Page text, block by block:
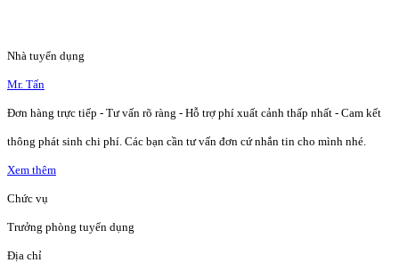
Nhà tuyển dụng
Mr. Tấn
Đơn hàng trực tiếp - Tư vấn rõ ràng - Hỗ trợ phí xuất cảnh thấp nhất - Cam kết
thông phát sinh chi phí. Các bạn cần tư vấn đơn cứ nhắn tin cho mình nhé.
Xem thêm
Chức vụ
Trưởng phòng tuyển dụng
Địa chỉ